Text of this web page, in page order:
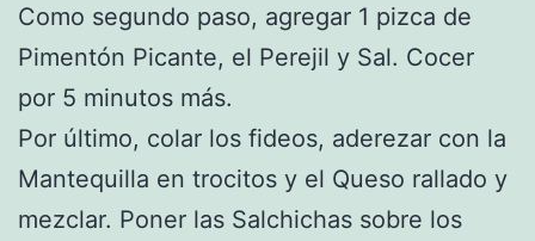
Como segundo paso, agregar 1 pizca de
Pimentón Picante, el Perejil y Sal. Cocer
por 5 minutos más.
Por último, colar los fideos, aderezar con la
Mantequilla en trocitos y el Queso rallado y
mezclar. Poner las Salchichas sobre los